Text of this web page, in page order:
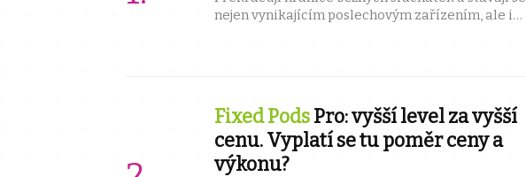
nejen vynikajícím poslechovým zařízením, ale i
Fixed PodsPro: vyšší level za vyšší
cenu. Vyplatí se tu poměr ceny a
výkonu?